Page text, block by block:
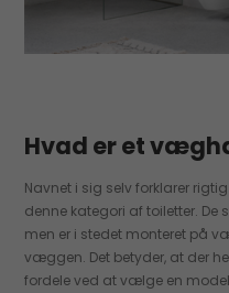
Hvad er et
Navnet i sig selv forklarer
denne kategori af toiletter. De
men er i stedet monteret på
væggen. Det betyder, at der
fordele ved at vælge en